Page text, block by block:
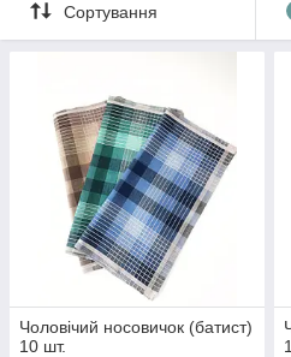
Сортування
Чоловічий носовичок (батист)
10 шт.